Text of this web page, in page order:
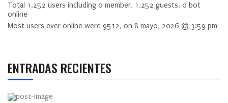
Total 1.252 users including 0 member, 1.252 guests, 0 bot
online
Most users ever online were 9512, on 8 mayo, 2026 @ 3:59 pm
ENTRADAS RECIENTES